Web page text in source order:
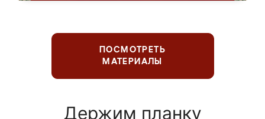
ПОСМОТРЕТЬ
МАТЕРИАЛЫ
Держим планку